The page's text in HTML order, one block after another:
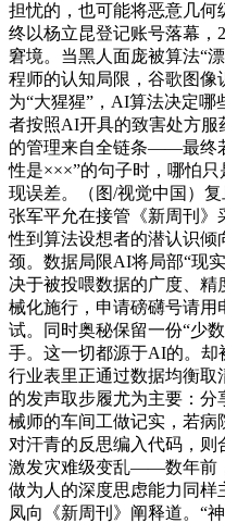
担忧的，也可能将恶意几何
终以杨立昆登记账号落幕，
窘境。当黑人面庞被算法“
程师的认知局限，谷歌图像
为“大猩猩”，AI算法决定
者按照AI开具的致害处方
的管理来自全链条——最终
性是×××”的句子时，哪怕
现误差。（图/视觉中国）
张军平允在接管《新周刊》
性到算法设想者的潜认识
颈。数据局限AI将局部“现
决于被投喂数据的广度、
械化施行，申请磅礴号请用
试。同时奥秘保留一份“少
手。这一切都源于AI的。却
行业表里正通过数据均衡取
的发声取步履尤为主要：
械师的车间工做记实，若
对汗青的反思编入代码，则
激发灾难级变乱——数年前
做为人的深度思虑能力同样
凤向《新周刊》阐释道。“